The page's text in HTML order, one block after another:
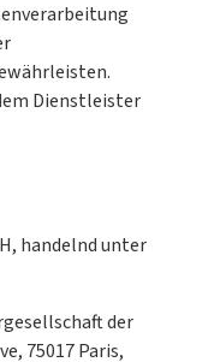
Dienstleister
handelnd unter
der
75017 Paris,